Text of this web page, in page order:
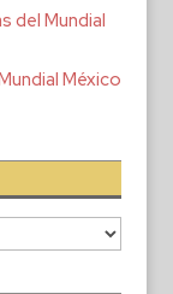
del Mundial
México